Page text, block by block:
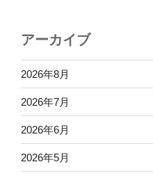
アーカイブ
2026年8月
2026年7月
2026年6月
2026年5月